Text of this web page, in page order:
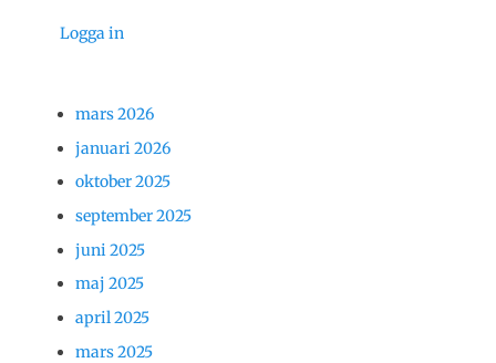
Logga in
mars 2026
januari 2026
oktober 2025
september 2025
juni 2025
maj 2025
april 2025
mars 2025